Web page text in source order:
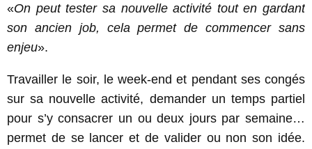
«On peut tester sa nouvelle activité tout en gardant
son ancien job, cela permet de commencer sans
enjeu».
Travailler le soir, le week-end et pendant ses congés
sur sa nouvelle activité, demander un temps partiel
pour s’y consacrer un ou deux jours par semaine…
permet de se lancer et de valider ou non son idée.